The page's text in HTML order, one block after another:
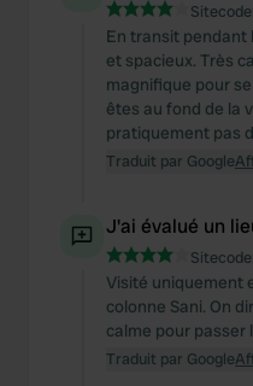
Sitecode:
En transit pendant
et spacieux. Très
magnifique pour
êtes au fond de la
pratiquement pas
Traduit par Google
J'ai évalué un
Sitecode:
Visité uniquement
colonne Sani. On
calme pour passer
Traduit par Google